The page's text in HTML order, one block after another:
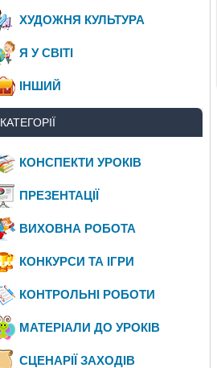
ХУДОЖНЯ КУЛЬТУРА
Я У СВІТІ
ІНШИЙ
КАТЕГОРІЇ
КОНСПЕКТИ УРОКІВ
ПРЕЗЕНТАЦІЇ
ВИХОВНА РОБОТА
КОНКУРСИ ТА ІГРИ
КОНТРОЛЬНІ РОБОТИ
МАТЕРІАЛИ ДО УРОКІВ
СЦЕНАРІЇ ЗАХОДІВ